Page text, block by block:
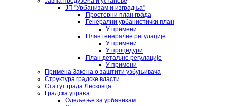
ЈП "Урбанизам и изградња"
Просторни план града
Генерални урбанистички план
У примени
План генералне регулације
У примени
У процедури
План детаљне регулације
У примени
Примена Закона о заштити узбуњивача
Структура градске власти
Статут града Лесковца
Градска управа
Одељење за урбанизам